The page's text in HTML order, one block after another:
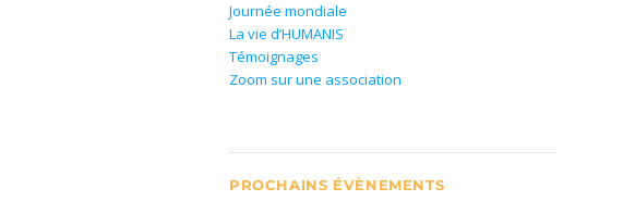
Journée mondiale
La vie d’HUMANIS
Témoignages
Zoom sur une association
PROCHAINS ÉVÈNEMENTS